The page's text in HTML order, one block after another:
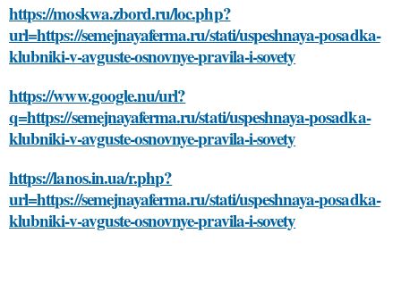
https://moskwa.zbord.ru/loc.php?
url=https://semejnayaferma.ru/stati/uspeshnaya-posadka-
klubniki-v-avguste-osnovnye-pravila-i-sovety
https://www.google.nu/url?
q=https://semejnayaferma.ru/stati/uspeshnaya-posadka-
klubniki-v-avguste-osnovnye-pravila-i-sovety
https://lanos.in.ua/r.php?
url=https://semejnayaferma.ru/stati/uspeshnaya-posadka-
klubniki-v-avguste-osnovnye-pravila-i-sovety